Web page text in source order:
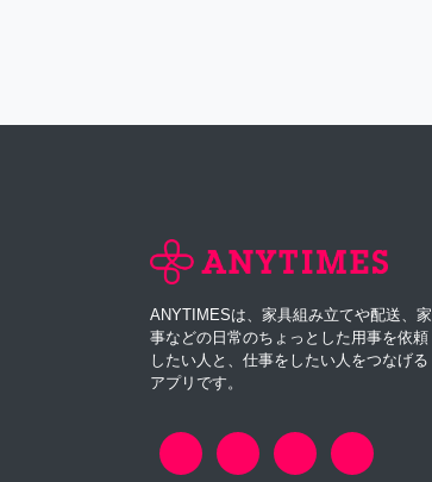
ANYTIMESは、家具組み立てや配送、家
事などの日常のちょっとした用事を依頼
したい人と、仕事をしたい人をつなげる
アプリです。